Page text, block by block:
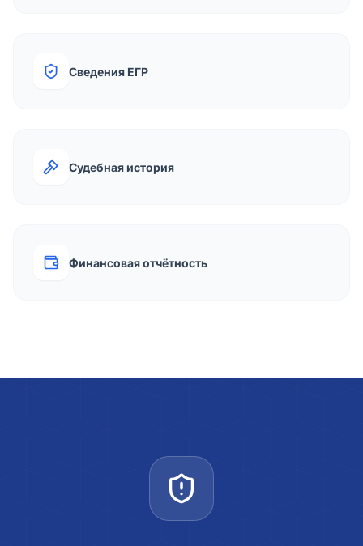
Сведения ЕГР
Судебная история
Финансовая отчётность